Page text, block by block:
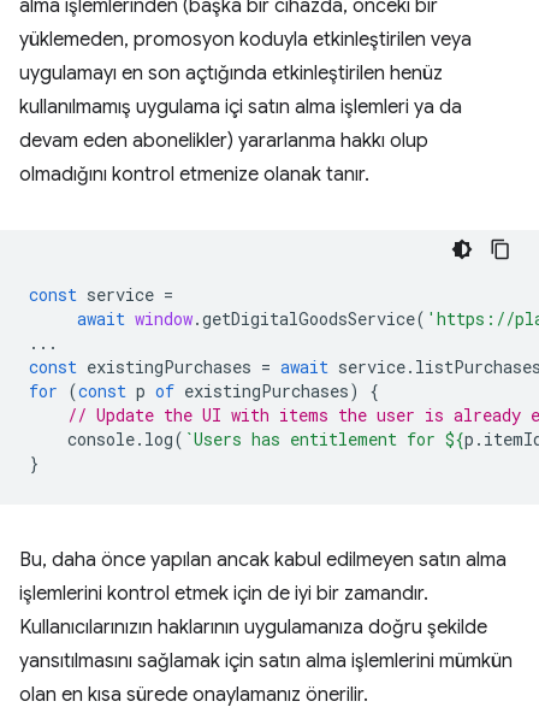
alma işlemlerinden (başka bir cihazda, önceki bir
yüklemeden, promosyon koduyla etkinleştirilen veya
uygulamayı en son açtığında etkinleştirilen henüz
kullanılmamış uygulama içi satın alma işlemleri ya da
devam eden abonelikler) yararlanma hakkı olup
olmadığını kontrol etmenize olanak tanır.
const service =
await window.getDigitalGoodsService( 'https://
...
const existingPurchases = await service.
for (const p of existingPurchases)
{
// Update the UI with items the user is
console. log( `Users has entitlement for ${p .
}
Bu, daha önce yapılan ancak kabul edilmeyen satın alma
işlemlerini kontrol etmek için de iyi bir zamandır.
Kullanıcılarınızın haklarının uygulamanıza doğru şekilde
yansıtılmasını sağlamak için satın alma işlemlerini mümkün
olan en kısa sürede onaylamanız önerilir.